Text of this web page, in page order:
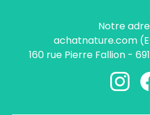
Notre
achatnature.com
160 rue Pierre Fallion -